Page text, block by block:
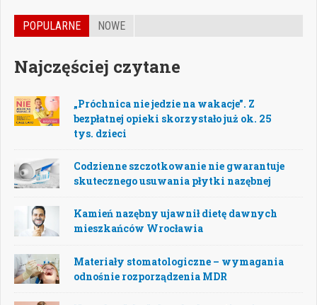
POPULARNE NOWE
Najczęściej czytane
„Próchnica nie jedzie na wakacje”. Z
bezpłatnej opieki skorzystało już ok. 25
tys. dzieci
Codzienne szczotkowanie nie gwarantuje
skutecznego usuwania płytki nazębnej
Kamień nazębny ujawnił dietę dawnych
mieszkańców Wrocławia
Materiały stomatologiczne – wymagania
odnośnie rozporządzenia MDR